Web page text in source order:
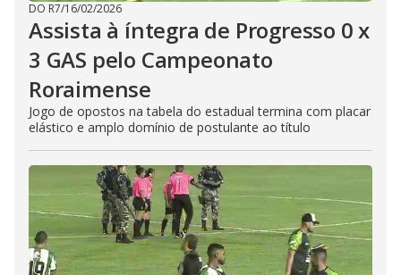
DO R7/16/02/2026
Assista à íntegra de Progresso 0 x
3 GAS pelo Campeonato
Roraimense
Jogo de opostos na tabela do estadual termina com placar
elástico e amplo domínio de postulante ao título